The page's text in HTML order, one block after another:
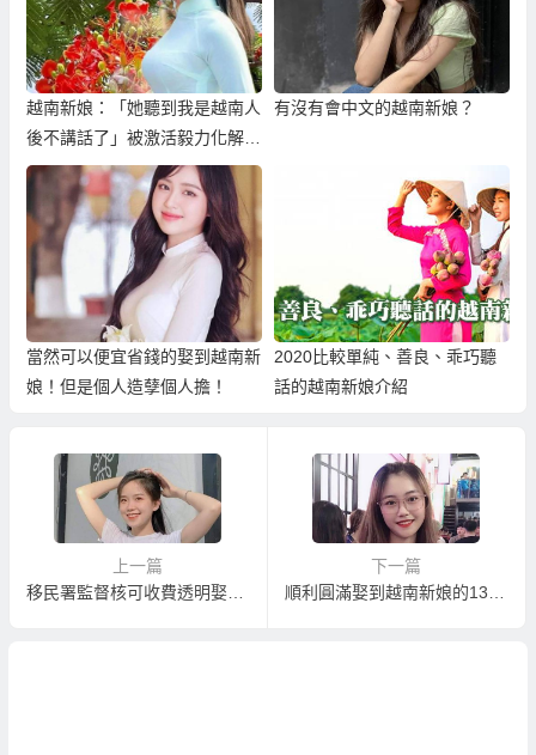
越南新娘：「她聽到我是越南人
後不講話了」被激活毅力化解外
籍歧視！
有沒有會中文的越南新娘？
當然可以便宜省錢的娶到越南新
娘！但是個人造孽個人擔！
2020比較單純、善良、乖巧聽
話的越南新娘介紹
上一篇
移民署監督核可收費透明娶越南新娘服務
下一篇